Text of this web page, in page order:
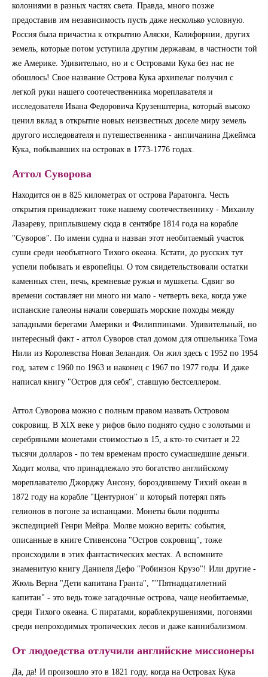
колониями в разных частях света. Правда, много позже
предоставив им независимость пусть даже несколько условную.
Россия была причастна к открытию Аляски, Калифорнии, других
земель, которые потом уступила другим державам, в частности той
же Америке. Удивительно, но и с Островами Кука без нас не
обошлось! Свое название Острова Кука архипелаг получил с
легкой руки нашего соотечественника мореплавателя и
исследователя Ивана Федоровича Крузенштерна, который высоко
ценил вклад в открытие новых неизвестных доселе миру земель
другого исследователя и путешественника - англичанина Джеймса
Кука, побывавших на островах в 1773-1776 годах.
Аттол Суворова
Находится он в 825 километрах от острова Раратонга. Честь
открытия принадлежит тоже нашему соотечественнику - Михаилу
Лазареву, приплывшему сюда в сентябре 1814 года на корабле
"Суворов". По имени судна и назван этот необитаемый участок
суши среди необъятного Тихого океана. Кстати, до русских тут
успели побывать и европейцы. О том свидетельствовали остатки
каменных стен, печь, кремневые ружья и мушкеты. Сдвиг во
времени составляет ни много ни мало - четверть века, когда уже
испанские галеоны начали совершать морские походы между
западными берегами Америки и Филиппинами. Удивительный, но
интересный факт - аттол Суворов стал домом для отшельника Тома
Нили из Королевства Новая Зеландия. Он жил здесь с 1952 по 1954
год, затем с 1960 по 1963 и наконец с 1967 по 1977 годы. И даже
написал книгу "Остров для себя", ставшую бестселлером.
Аттол Суворова можно с полным правом назвать Островом
сокровищ. В XIX веке у рифов было поднято судно с золотыми и
серебряными монетами стоимостью в 15, а кто-то считает и 22
тысячи долларов - по тем временам просто сумасшедшие деньги.
Ходит молва, что принадлежало это богатство английскому
мореплавателю Джорджу Ансону, бороздившему Тихий океан в
1872 году на корабле "Центурион" и который потерял пять
гелионов в погоне за испанцами. Монеты были подняты
экспедицией Генри Мейра. Молве можно верить: события,
описанные в книге Стивенсона "Остров сокровищ", тоже
происходили в этих фантастических местах. А вспомните
знаменитую книгу Даниеля Дефо "Робинзон Крузо"! Или другие -
Жюль Верна "Дети капитана Гранта", ""Пятнадцатилетний
капитан" - это ведь тоже загадочные острова, чаще необитаемые,
среди Тихого океана. С пиратами, кораблекрушениями, погонями
среди непроходимых тропических лесов и даже каннибализмом.
От людоедства отлучили английские миссионеры
Да, да! И произошло это в 1821 году, когда на Островах Кука